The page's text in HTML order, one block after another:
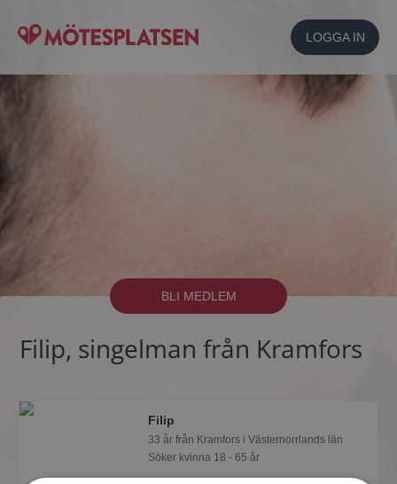
LOGGA IN
BLI MEDLEM
Filip, singelman från Kramfors
Filip
33 år från Kramfors i Västernorrlands län
Söker kvinna 18 - 65 år